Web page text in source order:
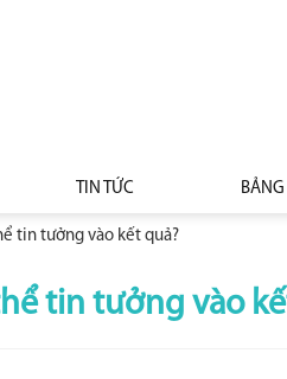
TIN TỨC
tin tưởng vào kết quả?
tin tưởng vào